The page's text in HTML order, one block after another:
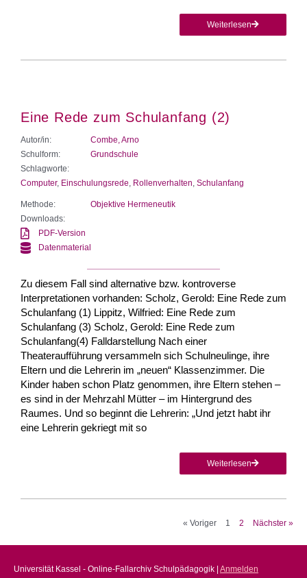
Weiterlesen
Eine Rede zum Schulanfang (2)
Autor/in:
Combe, Arno
Schulform:
Grundschule
Schlagworte:
Computer, Einschulungsrede Rollenverhalten Schulanfang
Methode:
Objektive Hermeneutik
Downloads:
PDF-Version
Datenmaterial
Zu diesem Fall sind alternative bzw. kontroverse
Interpretationen vorhanden: Scholz, Gerold: Eine Rede zum
Schulanfang (1) Lippitz, Wilfried: Eine Rede zum
Schulanfang (3) Scholz, Gerold: Eine Rede zum
Schulanfang(4) Falldarstellung Nach einer
Theateraufführung versammeln sich Schulneulinge, ihre
Eltern und die Lehrerin im „neuen“ Klassenzimmer. Die
Kinder haben schon Platz genommen, ihre Eltern stehen –
es sind in der Mehrzahl Mütter – im Hintergrund des
Raumes. Und so beginnt die Lehrerin: „Und jetzt habt ihr
eine Lehrerin gekriegt mit so
Weiterlesen
« Voriger 1 2 Nächster »
Universität Kassel - Online-Fallarchiv Schulpädagogik | Anmelden